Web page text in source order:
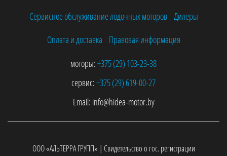
Сервисное обслуживание лодочных моторов Дилеры
Оплата и доставка
Правовая информация
моторы:+375 (29) 103-23-38
сервис:+375 (29)619-00-27
Email: info@hidea-motor.by
ООО «АЛЬТЕРРА ГРУПП» | Свидетельство о гос. регистрации